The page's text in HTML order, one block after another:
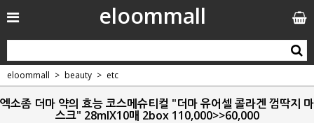
eloommall
eloommall beauty etc
엑소좀 더마 약의 효능 코스메슈티컬 "더마 유어셀 콜라겐 껌딱지 마
스크" 28mlX10매 2box 110,000>>60,000